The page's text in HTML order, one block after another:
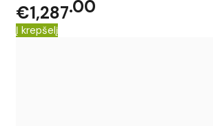
€1,287 00
Į krepšelį